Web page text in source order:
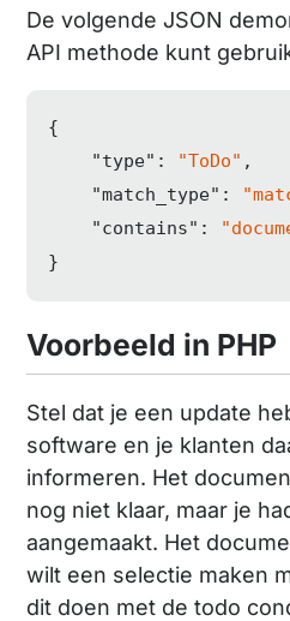
De volgende JSON
API methode kunt
{
"type" : "ToDo" ,
"match_type" :
"contains" :
}
Voorbeeld in PHP
Stel dat je een update
software en je klanten
informeren. Het
nog niet klaar, maar je
aangemaakt. Het
wilt een selectie maken
dit doen met de todo